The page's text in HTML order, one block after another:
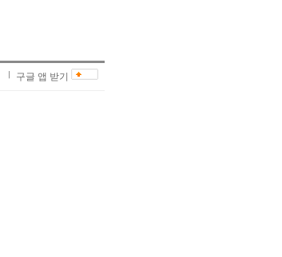
구글 앱 받기